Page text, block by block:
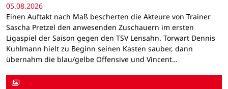
05.08.2026
Einen Auftakt nach Maß bescherten die Akteure von Trainer
Sascha Pretzel den anwesenden Zuschauern im ersten
Ligaspiel der Saison gegen den TSV Lensahn. Torwart Dennis
Kuhlmann hielt zu Beginn seinen Kasten sauber, dann
übernahm die blau/gelbe Offensive und Vincent…